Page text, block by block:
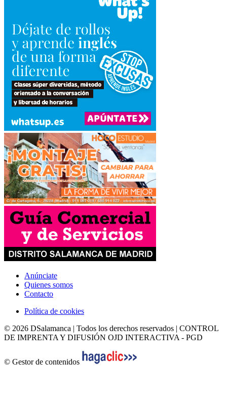
Anúnciate
Quienes somos
Contacto
Política de cookies
© 2026 DSalamanca | Todos los derechos reservados | CONTROL
DE IMPRENTA Y DIFUSIÓN OJD INTERACTIVA - PGD
© Gestor de contenidos